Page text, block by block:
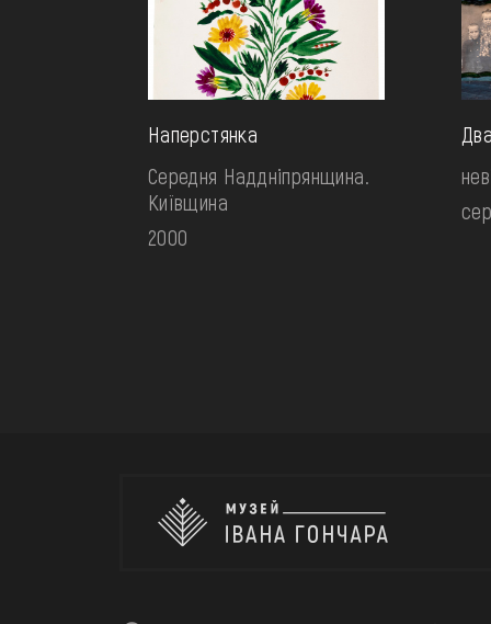
Наперстянка
Середня Наддніпрянщина.
Київщина
2000